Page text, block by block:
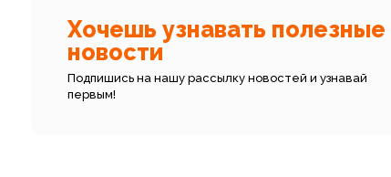
Хочешь узнавать полезные
новости
Подпишись на нашу рассылку новостей и узнавай
первым!